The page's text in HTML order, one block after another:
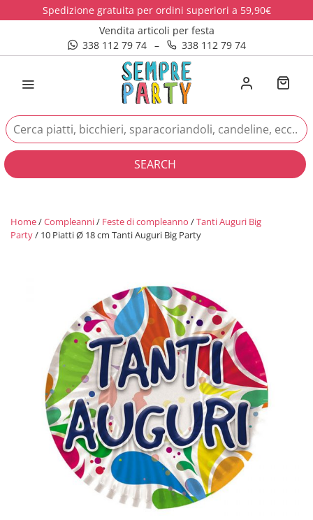
Spedizione gratuita per ordini superiori a 59,90€
Vendita articoli per festa
338 112 79 74
– 338 112 79 74
SEARCH
Home/Compleanni/ Feste di compleanno /Tanti Auguri Big
Party/ 10 Piatti Ø 18 cm Tanti Auguri Big Party